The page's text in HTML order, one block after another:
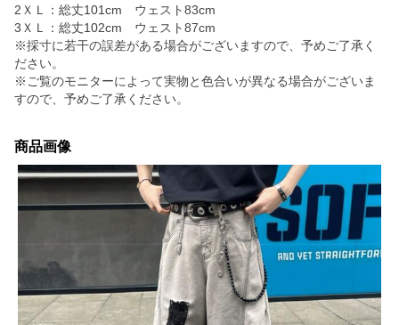
2ＸＬ：総丈101cm ウェスト83cm
3ＸＬ：総丈102cm ウェスト87cm
※採寸に若干の誤差がある場合がございますので、予めご了承く
ださい。
※ご覧のモニターによって実物と色合いが異なる場合がございま
すので、予めご了承ください。
商品画像